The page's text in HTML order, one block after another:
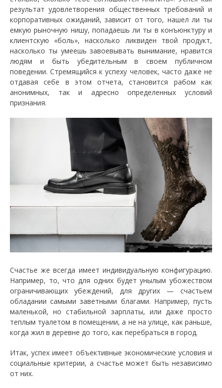
результат удовлетворения общественных требований и
корпоративных ожиданий, зависит от того, нашел ли ты
емкую рыночную нишу, попадаешь ли ты в конъюнктуру и
клиентскую «боль», насколько ликвиден твой продукт,
насколько ты умеешь завоевывать вынимание, нравится
людям и быть убедительным в своем публичном
поведении. Стремящийся к успеху человек, часто даже не
отдавая себе в этом отчета, становится рабом как
анонимных, так и адресно определенных условий
признания.
Счастье же всегда имеет индивидуальную конфигурацию.
Например, то, что для одних будет унылым убожеством
ограничивающих убеждений, для других — счастьем
обладании самыми заветными благами. Например, пусть
маленькой, но стабильной зарплаты, или даже просто
теплым туалетом в помещении, а не на улице, как раньше,
когда жил в деревне до того, как перебраться в город.
Итак, успех имеет объективные экономические условия и
социальные критерии, а счастье может быть независимо
от них.